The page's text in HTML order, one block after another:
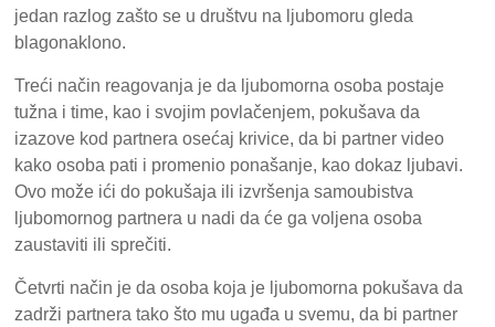
jedan razlog zašto se u društvu na ljubomoru gleda
blagonaklono.
Treći način reagovanja je da ljubomorna osoba postaje
tužna i time, kao i svojim povlačenjem, pokušava da
izazove kod partnera osećaj krivice, da bi partner video
kako osoba pati i promenio ponašanje, kao dokaz ljubavi.
Ovo može ići do pokušaja ili izvršenja samoubistva
ljubomornog partnera u nadi da će ga voljena osoba
zaustaviti ili sprečiti.
Četvrti način je da osoba koja je ljubomorna pokušava da
zadrži partnera tako što mu ugađa u svemu, da bi partner